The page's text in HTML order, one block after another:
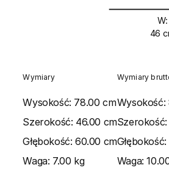
W:
46
Wymiary
Wysokość: 78.00 cm
Szerokość: 46.00 cm
Głębokość:60.00 cm
Waga: 7.00 kg
Wymiary
Wysokość:
Głębokość:
Waga: